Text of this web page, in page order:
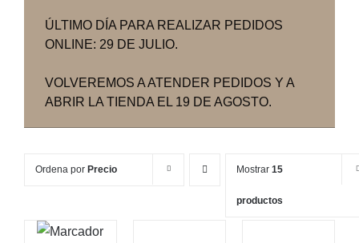
ÚLTIMO DÍA PARA REALIZAR PEDIDOS
ONLINE: 29 DE JULIO.
VOLVEREMOS A ATENDER PEDIDOS Y A
ABRIR LA TIENDA EL 19 DE AGOSTO.
Ordena por Precio Mostrar 15
productos